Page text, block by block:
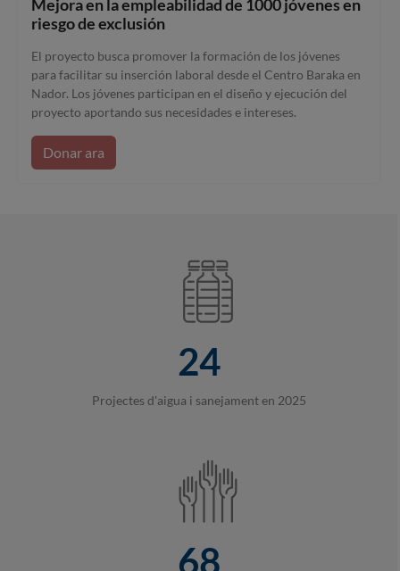
Mejora en la empleabilidad de 1000 jóvenes en
riesgo de exclusión
El proyecto busca promover la formación de los jóvenes
para facilitar su inserción laboral desde el Centro Baraka en
Nador. Los jóvenes participan en el diseño y ejecución del
proyecto aportando sus necesidades e intereses.
Donar ara
24
Projectes d'aigua i sanejament en 2025
68